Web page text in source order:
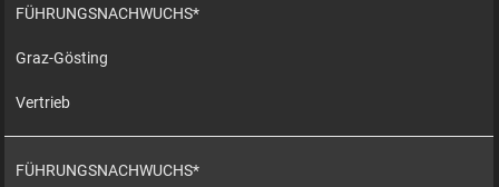
FÜHRUNGSNACHWUCHS*
Graz-Gösting
Vertrieb
FÜHRUNGSNACHWUCHS*